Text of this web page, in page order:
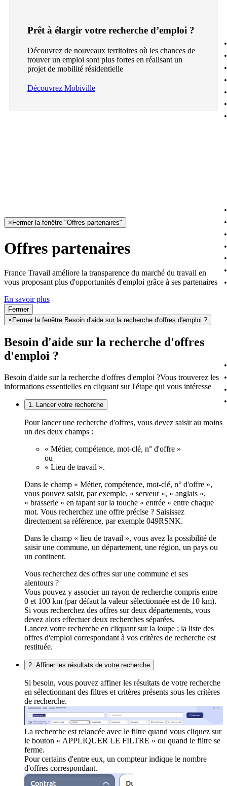
Prêt à élargir votre recherche d’emploi ?
Découvrez de nouveaux territoires où les chances de
trouver un emploi sont plus fortes en réalisant un
projet de mobilité résidentielle
Découvrez Mobiville
× Fermer la fenêtre "Offres partenaires"
Offres partenaires
France Travail améliore la transparence du marché du travail en
vous proposant plus d'opportunités d'emploi grâce à ses partenaires
En savoir plus
Fermer
× Fermer la fenêtre Besoin d'aide sur la recherche d'offres d'emploi ?
Besoin d'aide sur la recherche d'offres
d'emploi ?
Besoin d'aide sur la recherche d'offres d'emploi ?Vous trouverez les
informations essentielles en cliquant sur l'étape qui vous intéresse
1. Lancer votre recherche
Pour lancer une recherche d'offres, vous devez saisir au moins
un des deux champs :
« Métier, compétence, mot-clé, n° d'offre »
ou
« Lieu de travail ».
Dans le champ « Métier, compétence, mot-clé, n° d'offre »,
vous pouvez saisir, par exemple, « serveur », « anglais »,
« brasserie » en tapant sur la touche « entrée » entre chaque
mot. Vous recherchez une offre précise ? Saisissez
directement sa référence, par exemple 049RSNK.
Dans le champ « lieu de travail », vous avez la possibilité de
saisir une commune, un département, une région, un pays ou
un continent.
Vous recherchez des offres sur une commune et ses
alentours ?
Vous pouvez y associer un rayon de recherche compris entre
0 et 100 km (par défaut la valeur sélectionnée est de 10 km).
Si vous recherchez des offres sur deux départements, vous
devez alors effectuer deux recherches séparées.
Lancez votre recherche en cliquant sur la loupe ; la liste des
offres d'emploi correspondant à vos critères de recherche est
restituée.
2. Affiner les résultats de votre recherche
Si besoin, vous pouvez affiner les résultats de votre recherche
en sélectionnant des filtres et critères présents sous les critères
de recherche.
La recherche est relancée avec le filtre quand vous cliquez sur
le bouton « APPLIQUER LE FILTRE » ou quand le filtre se
ferme.
Pour certains d'entre eux, un compteur indique le nombre
d'offres correspondant.